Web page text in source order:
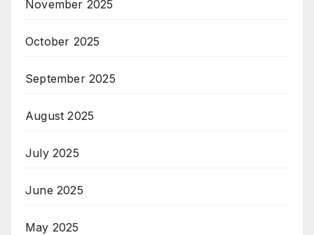
November 2025
October 2025
September 2025
August 2025
July 2025
June 2025
May 2025